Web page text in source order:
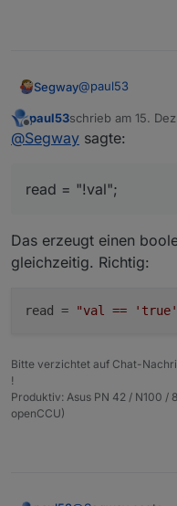
Segway@paul53
War nur eine
schildern.
Grafana leider
Edit:
desc = 'per
typeAlias =
Offline
paul53schrieb am 15.
zuletzt editiert von
@Segway sagte:
read = "!val";
Das erzeugt einen
gleichzeitig. Richtig:
read = "val ==
Bitte verzichtet auf Chat-
!
Produktiv: Asus PN 42 / N100 /
openCCU)